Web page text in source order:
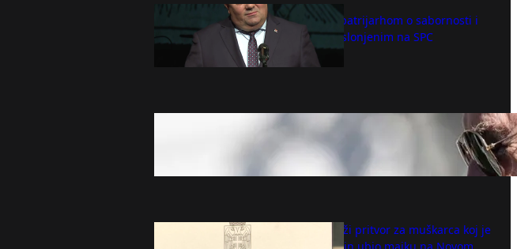
Razgovor sa patrijarhom o sabornosti i
duhovnosti oslonjenim na SPC
avgust 8, 2026
Bajdenov rak se proširio! Hanter otkrio
detalje očeve borbe: Nije dobro, tužno
ga je gledati
Tužilaštvo traži pritvor za muškarca koj je